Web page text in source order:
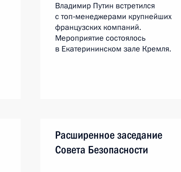
Владимир Путин встретился
с топ‑менеджерами крупнейших
французских компаний.
Мероприятие состоялось
в Екатерининском зале Кремля.
Расширенное заседание
Совета Безопасности